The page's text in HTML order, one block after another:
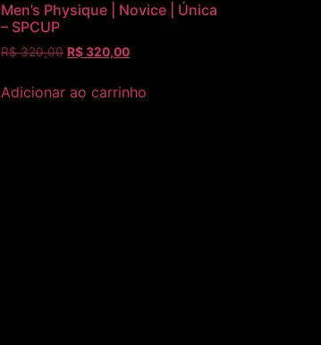
Men’s Physique | Novice | Única
– SPCUP
R$320,00 R$320,00
Adicionar ao carrinho